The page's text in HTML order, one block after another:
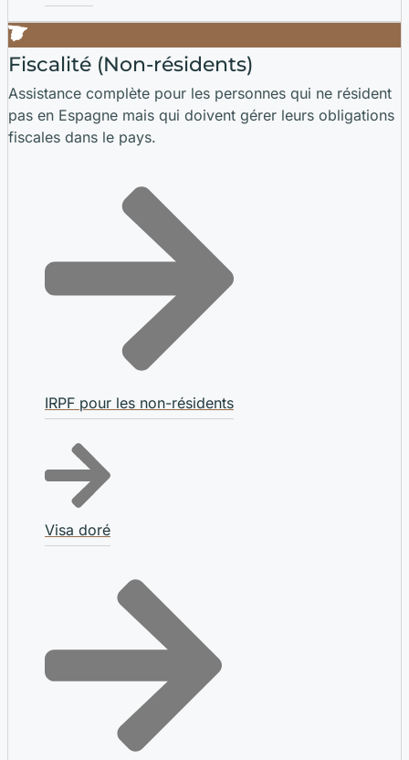
Fiscalité (Non-résidents)
Assistance complète pour les personnes qui ne résident
pas en Espagne mais qui doivent gérer leurs obligations
fiscales dans le pays.
IRPF pour les non-résidents
Visa doré